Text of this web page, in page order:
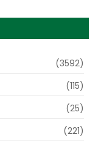
(3592)
(115)
(25)
(221)